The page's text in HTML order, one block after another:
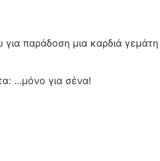
παράδοση μια καρδιά γεμάτη
…μόνο για σένα!